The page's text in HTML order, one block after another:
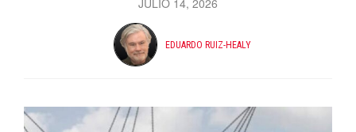
JULIO 14, 2026
EDUARDO RUIZ-HEALY